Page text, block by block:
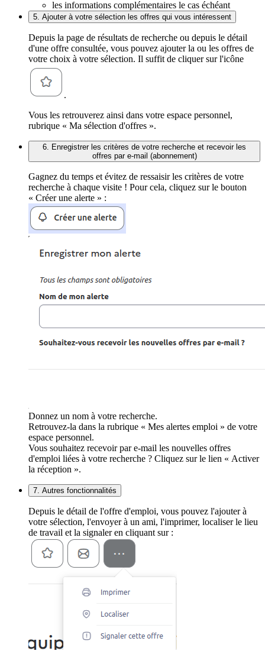
les informations complémentaires le cas échéant
5. Ajouter à votre sélection les offres qui vous intéressent
Depuis la page de résultats de recherche ou depuis le détail
d'une offre consultée, vous pouvez ajouter la ou les offres de
votre choix à votre sélection. Il suffit de cliquer sur l'icône
.
Vous les retrouverez ainsi dans votre espace personnel,
rubrique « Ma sélection d'offres ».
6. Enregistrer les critères de votre recherche et recevoir les
offres par e-mail (abonnement)
Gagnez du temps et évitez de ressaisir les critères de votre
recherche à chaque visite ! Pour cela, cliquez sur le bouton
« Créer une alerte » :
Donnez un nom à votre recherche.
Retrouvez-la dans la rubrique « Mes alertes emploi » de votre
espace personnel.
Vous souhaitez recevoir par e-mail les nouvelles offres
d'emploi liées à votre recherche ? Cliquez sur le lien « Activer
la réception ».
7. Autres fonctionnalités
Depuis le détail de l'offre d'emploi, vous pouvez l'ajouter à
votre sélection, l'envoyer à un ami, l'imprimer, localiser le lieu
de travail et la signaler en cliquant sur :